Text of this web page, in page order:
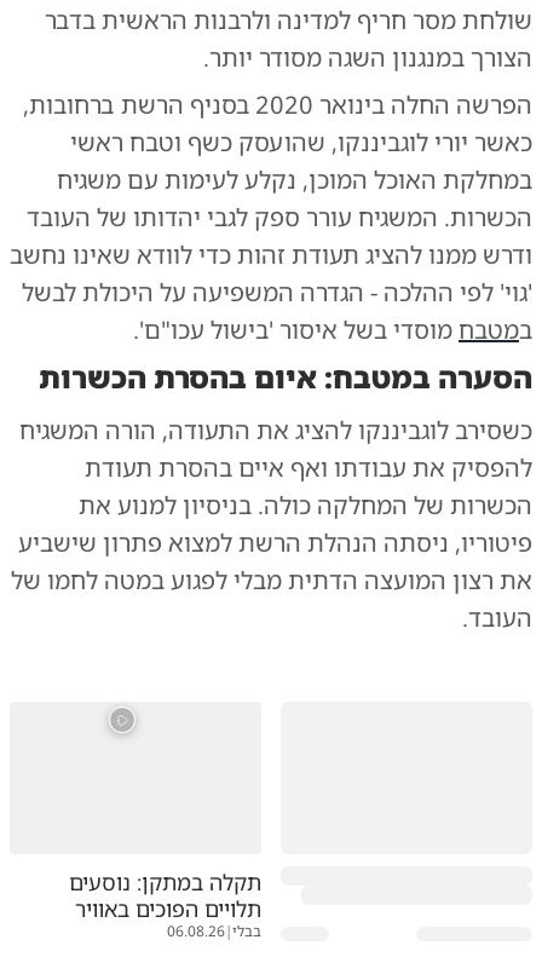
שולחת מסר חריף למדינה ולרבנות הראשית בדבר
הצורך במנגנון השגה מסודר יותר.
הפרשה החלה בינואר 2020 בסניף הרשת ברחובות,
כאשר יורי לוגביננקו, שהועסק כשף וטבח ראשי
במחלקת האוכל המוכן, נקלע לעימות עם משגיח
הכשרות. המשגיח עורר ספק לגבי יהדותו של העובד
ודרש ממנו להציג תעודת זהות כדי לוודא שאינו נחשב
'גוי' לפי ההלכה - הגדרה המשפיעה על היכולת לבשל
במטבח מוסדי בשל איסור 'בישול עכו"ם'.
הסערה במטבח: איום בהסרת הכשרות
כשסירב לוגביננקו להציג את התעודה, הורה המשגיח
להפסיק את עבודתו ואף איים בהסרת תעודת
הכשרות של המחלקה כולה. בניסיון למנוע את
פיטוריו, ניסתה הנהלת הרשת למצוא פתרון שישביע
את רצון המועצה הדתית מבלי לפגוע במטה לחמו של
העובד.
תקלה במתקן: נוסעים
תלויים הפוכים באוויר
בבלי|
06.08.26